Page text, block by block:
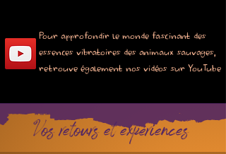
Pour approfondir le monde fascinant des
essences vibratoires des animaux sauvages,
retrouve également nos vidéos sur YouTube
Vos retours et expériences